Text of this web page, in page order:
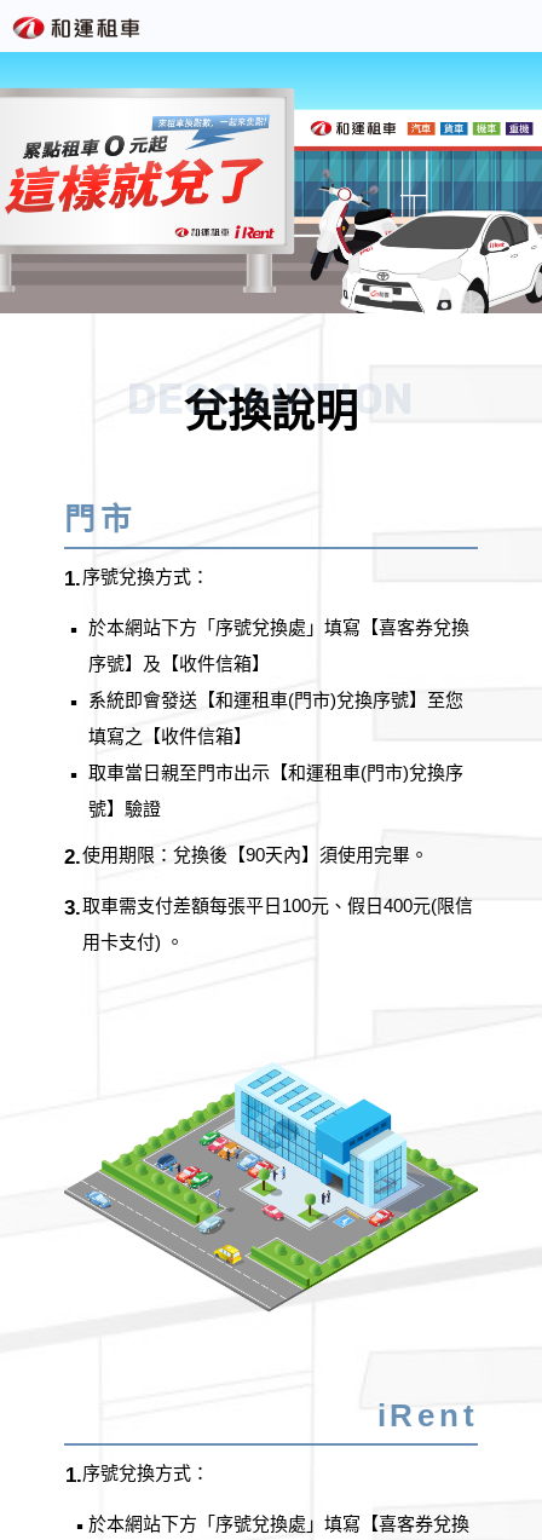
DESCRIPTION
兌換說明
門市
1.序號兌換方式：
▪ 於本網站下方「序號兌換處」填寫【喜客券兌換
序號】及【收件信箱】
▪
系統即會發送【和運租車(門市)兌換序號】至您
填寫之【收件信箱】
▪ 取車當日親至門市出示【和運租車(門市)兌換序
號】驗證
2.使用期限：兌換後【90天內】須使用完畢。
3.取車需支付差額每張平日100元、假日400元(限信
用卡支付) 。
iRent
1.序號兌換方式：
▪ 於本網站下方「序號兌換處」填寫【喜客券兌換